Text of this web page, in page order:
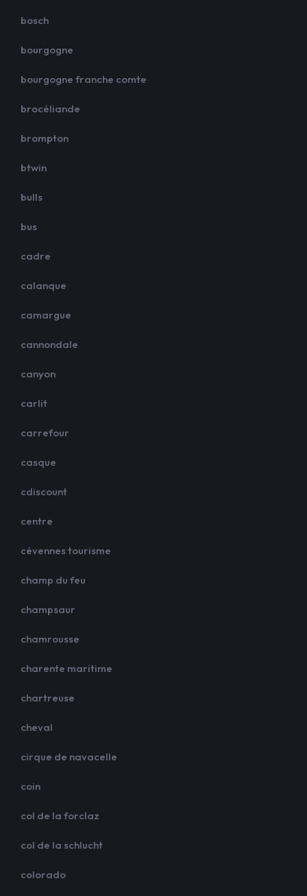
bosch
bourgogne
bourgogne franche comte
brocéliande
brompton
btwin
bulls
bus
cadre
calanque
camargue
cannondale
canyon
carlit
carrefour
casque
cdiscount
centre
cévennes tourisme
champ du feu
champsaur
chamrousse
charente maritime
chartreuse
cheval
cirque de navacelle
coin
col de la forclaz
col de la schlucht
colorado